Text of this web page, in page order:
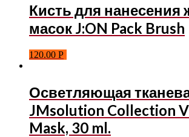
Кисть для нанесения
масок J:ON Pack Brush
120.00 Р
Осветляющая
JMsolution Collection
Mask, 30 ml.